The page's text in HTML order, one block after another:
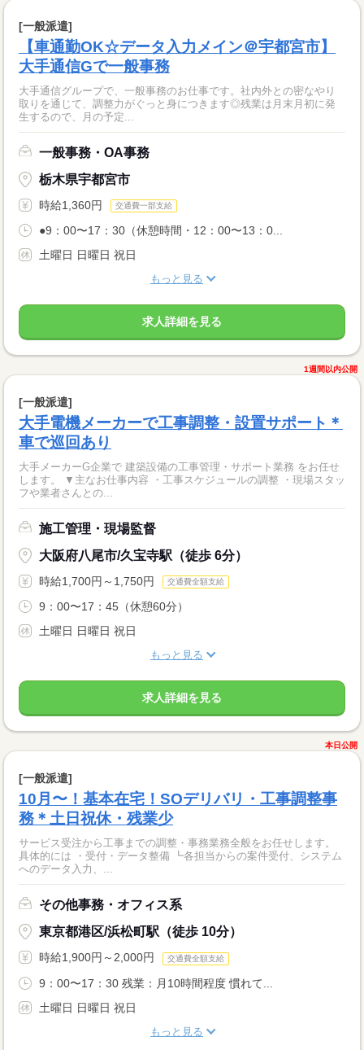
[一般派遣]
【車通勤OK☆データ入力メイン＠宇都宮市】
大手通信Gで一般事務
大手通信グループで、一般事務のお仕事です。社内外との密なやり
取りを通じて、調整力がぐっと身につきます◎残業は月末月初に発
生するので、月の予定...
一般事務・OA事務
栃木県宇都宮市
時給1,360円 交通費一部支給
●9：00〜17：30（休憩時間・12：00〜13：0...
土曜日 日曜日 祝日
もっと見る
求人詳細を見る
1週間以内公開
[一般派遣]
大手電機メーカーで工事調整・設置サポート＊
車で巡回あり
大手メーカーG企業で 建築設備の工事管理・サポート業務 をお任せ
します。 ▼主なお仕事内容 ・工事スケジュールの調整 ・現場スタッ
フや業者さんとの...
施工管理・現場監督
大阪府八尾市/久宝寺駅（徒歩 6分）
時給1,700円～1,750円 交通費全額支給
9：00〜17：45（休憩60分）
土曜日 日曜日 祝日
もっと見る
求人詳細を見る
本日公開
[一般派遣]
10月〜！基本在宅！SOデリバリ・工事調整事
務＊土日祝休・残業少
サービス受注から工事までの調整・事務業務全般をお任せします。
具体的には ・受付・データ整備 ┗各担当からの案件受付、システム
へのデータ入力、...
その他事務・オフィス系
東京都港区/浜松町駅（徒歩 10分）
時給1,900円～2,000円 交通費全額支給
9：00〜17：30 残業：月10時間程度 慣れて...
土曜日 日曜日 祝日
もっと見る